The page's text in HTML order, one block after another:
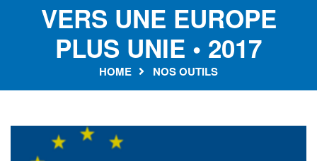
VERS UNE EUROPE
PLUS UNIE • 2017
HOME NOS OUTILS